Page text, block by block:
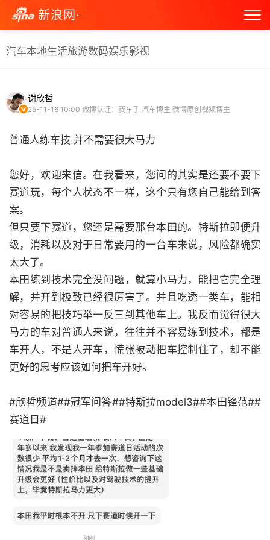
新浪网·
汽车本地生活旅游数码娱乐影视
谢欣哲
25-11-16 10:00 微博认证：赛车手 汽车博主 微博原创视频博主
普通人练车技 并不需要很大马力
您好，欢迎来信。在我看来，您问的其实是还要不要下
赛道玩，每个人状态不一样，这个只有您自己能给到答
案。
但只要下赛道，您还是需要那台本田的。特斯拉即便升
级，消耗以及对于日常要用的一台车来说，风险都确实
太大了。
本田练到技术完全没问题，就算小马力，能把它完全理
解，并开到极致已经很厉害了。并且吃透一类车，能相
对容易的把技巧举一反三到其他车上。我反而觉得很大
马力的车对普通人来说，往往并不容易练到技术，都是
车开人，不是人开车，慌张被动把车控制住了，却不能
更好的思考应该如何把车开好。
#欣哲频道##冠军问答##特斯拉model3##本田锋范##
赛道日#